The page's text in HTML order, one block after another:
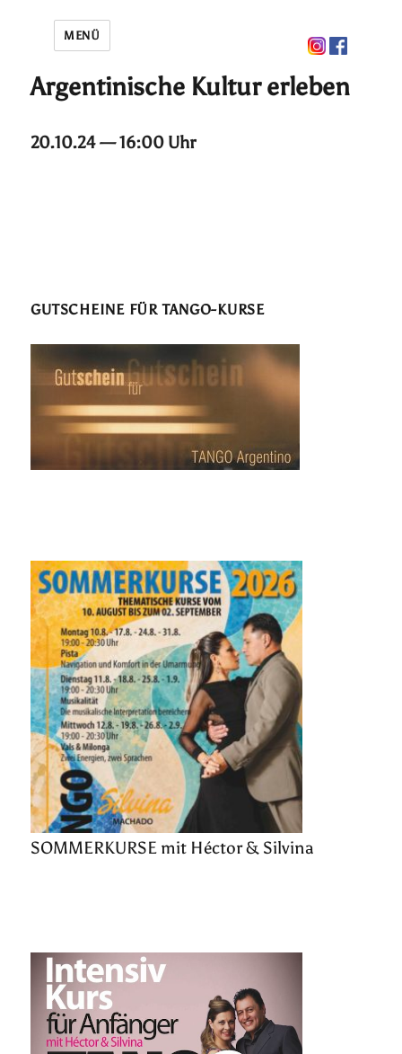
MENÜ
Argentinische Kultur erleben
20.10.24 — 16:00 Uhr
GUTSCHEINE FÜR TANGO-KURSE
SOMMERKURSE mit Héctor & Silvina